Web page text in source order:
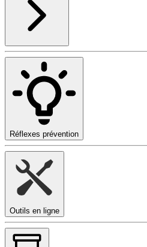
Réflexes prévention
Outils en ligne